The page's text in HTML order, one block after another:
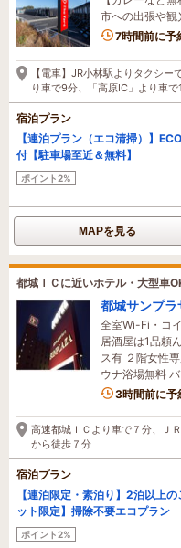
市への出張や観
7時間前に予
【電車】JR小林駅よりタクシ
り車で9分、「高原IC」より車で
宿泊プラン
【連泊プラン（エコ清掃）】
付【駐車場至近＆無料】
ポイント2%
MAPを見る
都城ＩＣに近いホテル・大型車
都城サンプラ
全室Wi-Fi・コ
居酒屋は1品頼
ス有 ２階女性
ウナ浴場無料
3時間前に予
高速都城ＩＣより車で７分、Ｊ
から徒歩７分
宿泊プラン
【連泊限定・素泊り】2泊以上
ット限定】掃除不要エコプラン
ポイント2%